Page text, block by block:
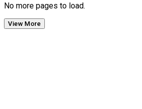
No more pages to load.
View More